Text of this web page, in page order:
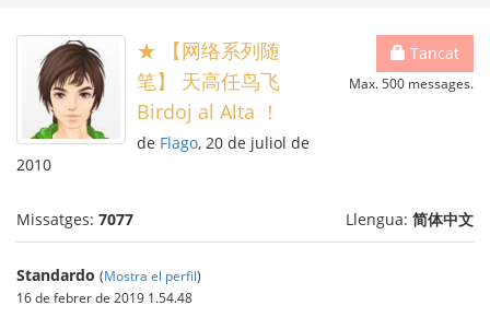
Tancat
Max. 500 messages.
★ 【网络系列随
笔】 天高任鸟飞
Birdoj al Alta ！
de Flago, 20 de juliol de
2010
Missatges: 7077 Llengua: 简体中文
Standardo (Mostra el perfil)
16 de febrer de 2019 1.54.48